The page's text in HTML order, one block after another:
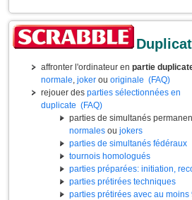
affronter l'ordinateur en partie
normale, joker ou originale (FAQ)
rejouer des parties sélectionnées en
duplicate (FAQ)
parties de simultanés
normales ou jokers
parties de simultanés fédéraux
tournois homologués
parties préparées: initiation,
parties prétirées techniques
parties prétirées avec au moins